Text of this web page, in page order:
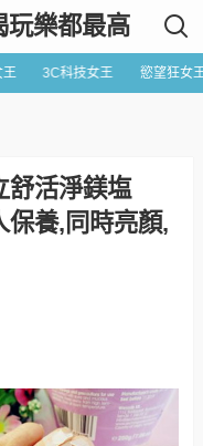
玩樂都最高
3C科技女王 慾望狂女
舒活淨鎂塩
保養,同時亮顏,